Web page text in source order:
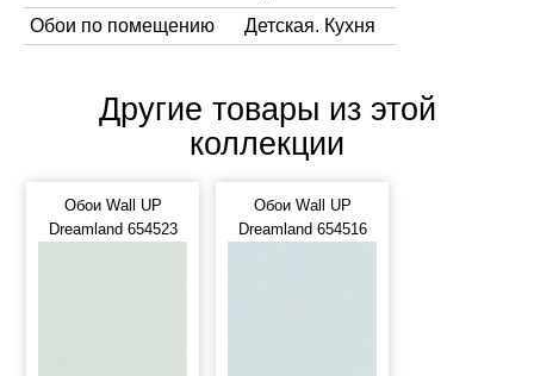
Обои по помещению
Детская. Кухня
Другие товары из этой
коллекции
Обои Wall UP
Dreamland 654523
Обои Wall UP
Dreamland 654516